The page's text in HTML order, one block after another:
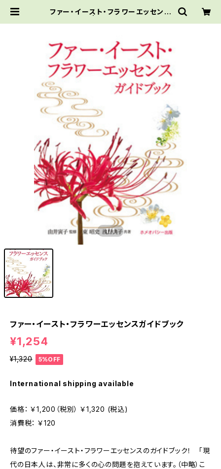
ファー・イースト・フラワーエッセンス
1/1
ファー・イースト・フラワーエッセンスガイドブック
¥1,254
¥1,320 5%OFF
International shipping available
価格： ￥1,200（税別） ￥1,320 (税込)
消費税： ￥120
待望のファー・イースト・フラワーエッセンスのガイドブック！ 「現
代の日本人は、非常に多くの心の問題を抱えています。（中略）こ